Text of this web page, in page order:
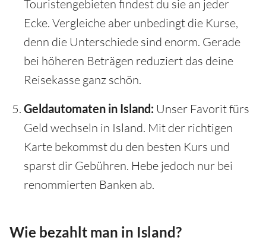
Touristengebieten findest du sie an jeder
Ecke. Vergleiche aber unbedingt die Kurse,
denn die Unterschiede sind enorm. Gerade
bei höheren Beträgen reduziert das deine
Reisekasse ganz schön.
Geldautomaten in Island: Unser Favorit fürs
Geld wechseln in Island. Mit der richtigen
Karte bekommst du den besten Kurs und
sparst dir Gebühren. Hebe jedoch nur bei
renommierten Banken ab.
Wie bezahlt man in Island?